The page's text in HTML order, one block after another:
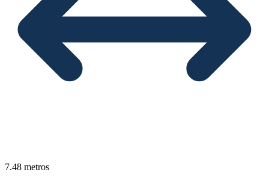
7.48 metros